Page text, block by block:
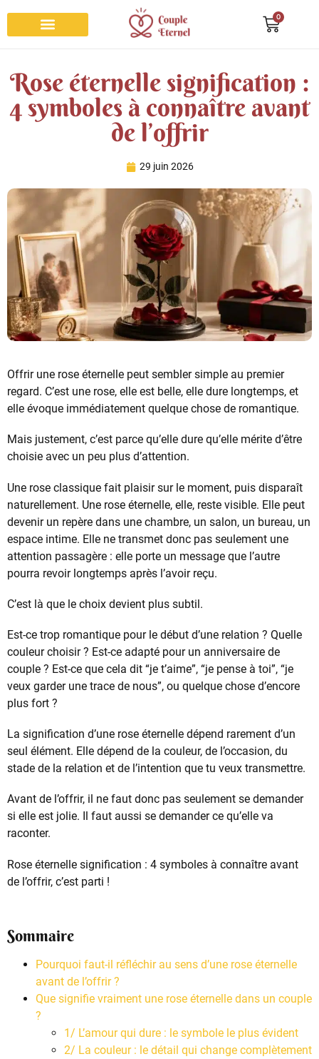
0
Rose éternelle signification :
4 symboles à connaître avant
de l’offrir
29 juin 2026
Offrir une rose éternelle peut sembler simple au premier
regard. C’est une rose, elle est belle, elle dure longtemps, et
elle évoque immédiatement quelque chose de romantique.
Mais justement, c’est parce qu’elle dure qu’elle mérite d’être
choisie avec un peu plus d’attention.
Une rose classique fait plaisir sur le moment, puis disparaît
naturellement. Une rose éternelle, elle, reste visible. Elle peut
devenir un repère dans une chambre, un salon, un bureau, un
espace intime. Elle ne transmet donc pas seulement une
attention passagère : elle porte un message que l’autre
pourra revoir longtemps après l’avoir reçu.
C’est là que le choix devient plus subtil.
Est-ce trop romantique pour le début d’une relation ? Quelle
couleur choisir ? Est-ce adapté pour un anniversaire de
couple ? Est-ce que cela dit “je t’aime”, “je pense à toi”, “je
veux garder une trace de nous”, ou quelque chose d’encore
plus fort ?
La signification d’une rose éternelle dépend rarement d’un
seul élément. Elle dépend de la couleur, de l’occasion, du
stade de la relation et de l’intention que tu veux transmettre.
Avant de l’offrir, il ne faut donc pas seulement se demander
si elle est jolie. Il faut aussi se demander ce qu’elle va
raconter.
Rose éternelle signification : 4 symboles à connaître avant
de l’offrir, c’est parti !
Sommaire
Pourquoi faut-il réfléchir au sens d’une rose éternelle
avant de l’offrir ?
Que signifie vraiment une rose éternelle dans un couple
?
1/ L’amour qui dure : le symbole le plus évident
2/ La couleur : le détail qui change complètement